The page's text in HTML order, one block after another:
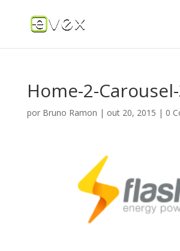
Home-2-
por Bruno Ramon | out 20, 2015 | 0